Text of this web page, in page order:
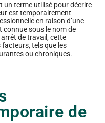
un terme utilisé pour décrire
est temporairement
en raison d’une
connue sous le nom de
de travail, cette
tels que les
ou chroniques.
de